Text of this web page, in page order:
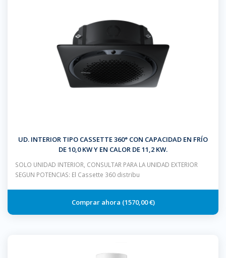
UD. INTERIOR TIPO CASSETTE 360° CON CAPACIDAD EN FRÍO
DE 10,0 KW Y EN CALOR DE 11,2 KW.
SOLO UNIDAD INTERIOR, CONSULTAR PARA LA UNIDAD EXTERIOR
SEGUN POTENCIAS: El Cassette 360 distribu
1570,00 €